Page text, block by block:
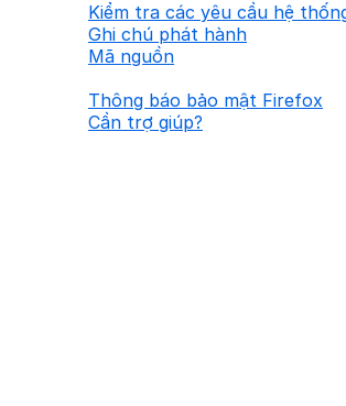
Kiểm tra các yêu cầu hệ
Ghi chú phát hành
Mã nguồn
Thông báo bảo mật Firefox
Cần trợ giúp?